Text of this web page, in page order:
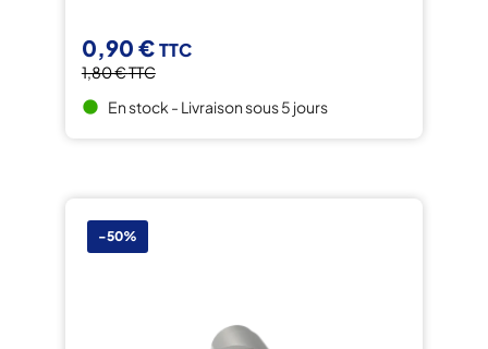
0,90 €TTC
1,80 €TTC
brightness_1 En stock - Livraison sous 5 jours
-50%